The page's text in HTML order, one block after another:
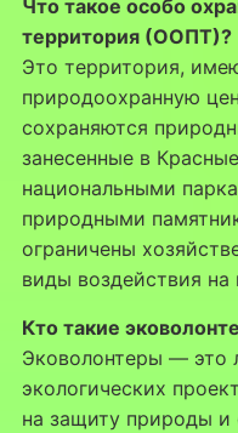
Что такое особо
территория (ООПТ)?
Это территория,
природоохранную
сохраняются
занесенные в
национальными
природными
ограничены
виды воздействия на
Кто такие
Эковолонтеры — это
экологических
на защиту природы